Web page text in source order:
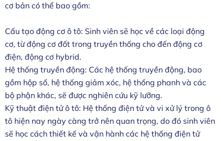
cơ bản có thể bao gồm:
Cấu tạo động cơ ô tô: Sinh viên sẽ học về các loại động
cơ, từ động cơ đốt trong truyền thống cho đến động cơ
điện, động cơ hybrid.
Hệ thống truyền động: Các hệ thống truyền động, bao
gồm hộp số, hệ thống giảm xóc, hệ thống phanh và các
bộ phận khác, sẽ được nghiên cứu kỹ lưỡng.
Kỹ thuật điện tử ô tô: Hệ thống điện tử và vi xử lý trong ô
tô hiện nay ngày càng trở nên quan trọng, do đó sinh viên
sẽ học cách thiết kế và vận hành các hệ thống điện tử